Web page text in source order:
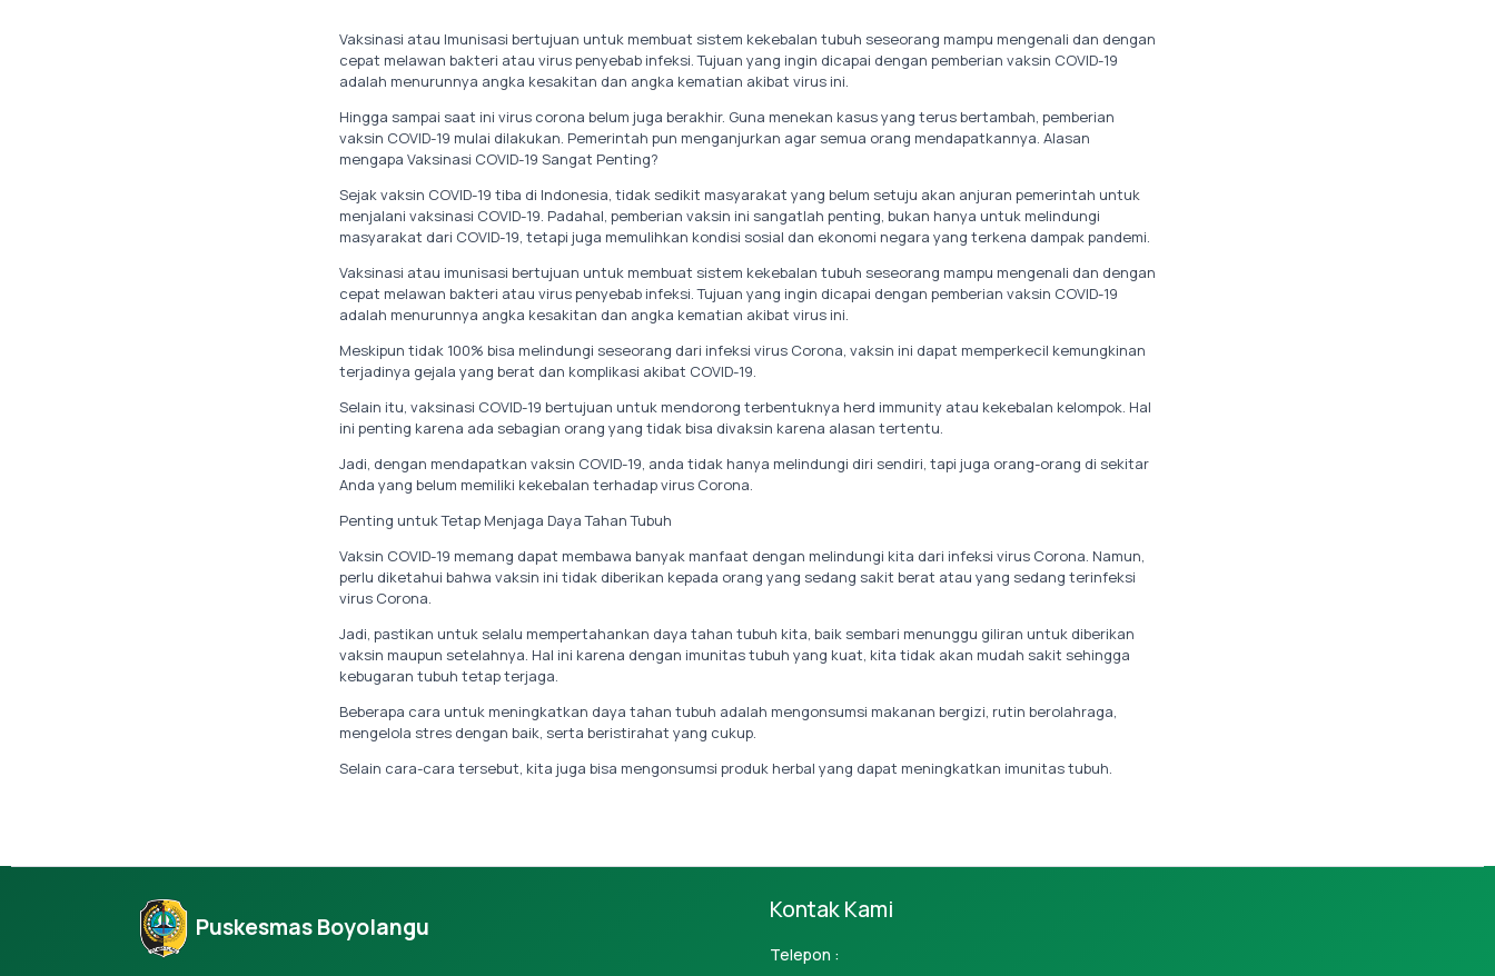
Vaksinasi atau Imunisasi bertujuan untuk membuat sistem kekebalan tubuh seseorang mampu mengenali dan dengan
cepat melawan bakteri atau virus penyebab infeksi. Tujuan yang ingin dicapai dengan pemberian vaksin COVID-19
adalah menurunnya angka kesakitan dan angka kematian akibat virus ini.
Hingga sampai saat ini virus corona belum juga berakhir. Guna menekan kasus yang terus bertambah, pemberian
vaksin COVID-19 mulai dilakukan. Pemerintah pun menganjurkan agar semua orang mendapatkannya. Alasan
mengapa Vaksinasi COVID-19 Sangat Penting?
Sejak vaksin COVID-19 tiba di Indonesia, tidak sedikit masyarakat yang belum setuju akan anjuran pemerintah untuk
menjalani vaksinasi COVID-19. Padahal, pemberian vaksin ini sangatlah penting, bukan hanya untuk melindungi
masyarakat dari COVID-19, tetapi juga memulihkan kondisi sosial dan ekonomi negara yang terkena dampak pandemi.
Vaksinasi atau imunisasi bertujuan untuk membuat sistem kekebalan tubuh seseorang mampu mengenali dan dengan
cepat melawan bakteri atau virus penyebab infeksi. Tujuan yang ingin dicapai dengan pemberian vaksin COVID-19
adalah menurunnya angka kesakitan dan angka kematian akibat virus ini.
Meskipun tidak 100% bisa melindungi seseorang dari infeksi virus Corona, vaksin ini dapat memperkecil kemungkinan
terjadinya gejala yang berat dan komplikasi akibat COVID-19.
Selain itu, vaksinasi COVID-19 bertujuan untuk mendorong terbentuknya herd immunity atau kekebalan kelompok. Hal
ini penting karena ada sebagian orang yang tidak bisa divaksin karena alasan tertentu.
Jadi, dengan mendapatkan vaksin COVID-19, anda tidak hanya melindungi diri sendiri, tapi juga orang-orang di sekitar
Anda yang belum memiliki kekebalan terhadap virus Corona.
Penting untuk Tetap Menjaga Daya Tahan Tubuh
Vaksin COVID-19 memang dapat membawa banyak manfaat dengan melindungi kita dari infeksi virus Corona. Namun,
perlu diketahui bahwa vaksin ini tidak diberikan kepada orang yang sedang sakit berat atau yang sedang terinfeksi
virus Corona.
Jadi, pastikan untuk selalu mempertahankan daya tahan tubuh kita, baik sembari menunggu giliran untuk diberikan
vaksin maupun setelahnya. Hal ini karena dengan imunitas tubuh yang kuat, kita tidak akan mudah sakit sehingga
kebugaran tubuh tetap terjaga.
Beberapa cara untuk meningkatkan daya tahan tubuh adalah mengonsumsi makanan bergizi, rutin berolahraga,
mengelola stres dengan baik, serta beristirahat yang cukup.
Selain cara-cara tersebut, kita juga bisa mengonsumsi produk herbal yang dapat meningkatkan imunitas tubuh.
Puskesmas Boyolangu
Kontak Kami
Telepon :